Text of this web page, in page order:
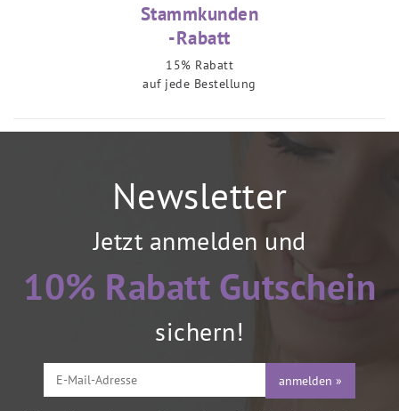
Stammkunden
-Rabatt
15% Rabatt
auf jede Bestellung
Newsletter
Jetzt anmelden und
10% Rabatt Gutschein
sichern!
anmelden »